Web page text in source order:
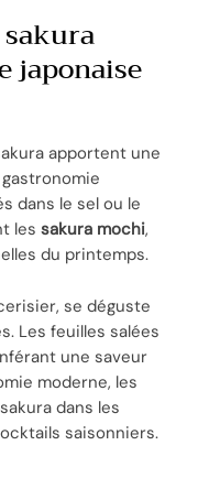
japonaise
apportent une
dans le sel ou le
lessakura mochi,
du printemps.
se déguste
Les feuilles salées
une saveur
moderne, les
dans les
saisonniers.